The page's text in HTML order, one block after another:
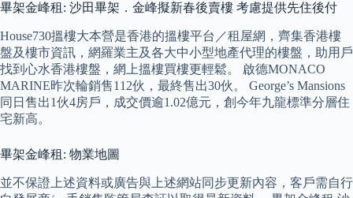
畢架金峰租: 沙田畢架．金峰擬新春後賣樓 考慮提供先住後付
House730搵樓大本營是香港的搵樓平台／租屋網，齊集香港樓
盤及樓市資訊，網羅業主及各大中小型地產代理的樓盤，助用戶
找到心水香港樓盤，網上搵樓買樓更輕鬆。 啟德MONACO
MARINE昨次輪銷售112伙，最終售出30伙。 George’s Mansions
同日售出1伙4房戶，成交價逾1.02億元，創今年九龍標準分層住
宅新高。
畢架金峰租: 物業地圖
並不保證上述資料或廣告與上述網站同步更新內容，客戶需自行